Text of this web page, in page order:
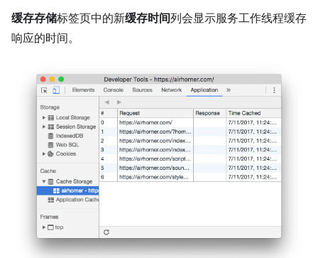
缓存存储标签页中的新缓存时间列会显示服务工作线程缓存
响应的时间。